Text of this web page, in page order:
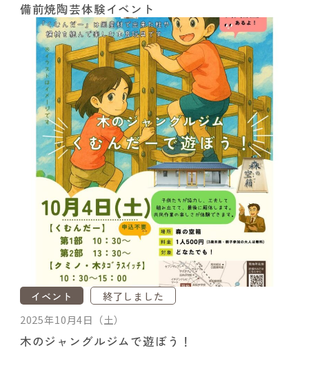
備前焼陶芸体験イベント
イベント
終了しました
2025年10月4日（土）
木のジャングルジムで遊ぼう！